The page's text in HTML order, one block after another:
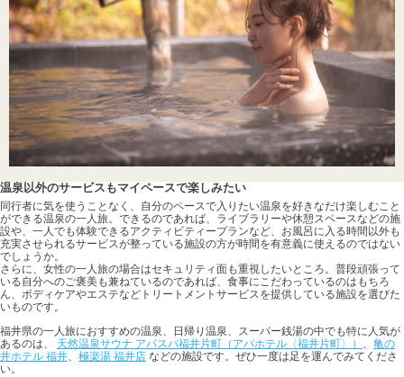
温泉以外のサービスもマイペースで楽しみたい
同行者に気を使うことなく、自分のペースで入りたい温泉を好きなだけ楽しむこと
ができる温泉の一人旅。できるのであれば、ライブラリーや休憩スペースなどの施
設や、一人でも体験できるアクティビティープランなど、お風呂に入る時間以外も
充実させられるサービスが整っている施設の方が時間を有意義に使えるのではない
でしょうか。
さらに、女性の一人旅の場合はセキュリティ面も重視したいところ。普段頑張って
いる自分へのご褒美も兼ねているのであれば、食事にこだわっているのはもちろ
ん、ボディケアやエステなどトリートメントサービスを提供している施設を選びた
いものです。
福井県の一人旅におすすめの温泉、日帰り温泉、スーパー銭湯の中でも特に人気が
あるのは、 天然温泉サウナ アパスパ福井片町（アパホテル〈福井片町〉） 、 亀の
井ホテル 福井、 極楽湯 福井店 などの施設です。ぜひ一度は足を運んでみてくださ
い。